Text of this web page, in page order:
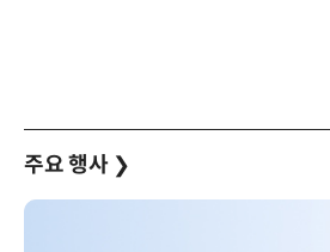
주요 행사 ❯